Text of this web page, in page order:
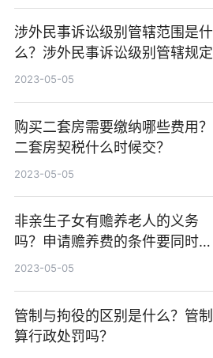
涉外民事诉讼级别管辖范围是什
么？涉外民事诉讼级别管辖规定
2023-05-05
购买二套房需要缴纳哪些费用？
二套房契税什么时候交？
2023-05-05
非亲生子女有赡养老人的义务
吗？申请赡养费的条件要同时满
足哪些条件？
2023-05-05
管制与拘役的区别是什么？管制
算行政处罚吗？